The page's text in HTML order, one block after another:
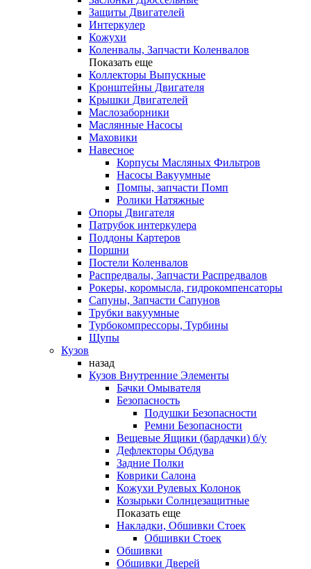
Защиты Двигателей
Интеркулер
Кожухи
Коленвалы, Запчасти Коленвалов
Показать еще
Коллекторы Выпускные
Кронштейны Двигателя
Крышки Двигателей
Маслозаборники
Маслянные Насосы
Маховики
Навесное
Корпусы Масляных Фильтров
Насосы Вакуумные
Помпы, запчасти Помп
Ролики Натяжные
Опоры Двигателя
Патрубок интеркулера
Поддоны Картеров
Поршни
Постели Коленвалов
Распредвалы, Запчасти Распредвалов
Рокеры, коромысла, гидрокомпенсаторы
Сапуны, Запчасти Сапунов
Трубки вакуумные
Турбокомпрессоры, Турбины
Щупы
Кузов
назад
Кузов Внутренние Элементы
Бачки Омывателя
Безопасность
Подушки Безопасности
Ремни Безопасности
Вещевые Ящики (бардачки) б/у
Дефлекторы Обдува
Задние Полки
Коврики Салона
Кожухи Рулевых Колонок
Козырьки Солнцезащитные
Показать еще
Накладки, Обшивки Стоек
Обшивки Стоек
Обшивки
Обшивки Дверей